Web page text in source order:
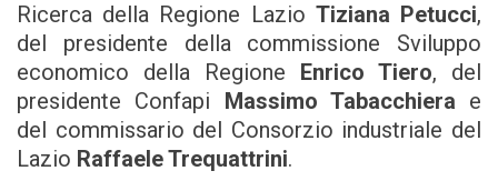
Ricerca della Regione Lazio Tiziana Petucci,
del presidente della commissione Sviluppo
economico della Regione Enrico Tiero, del
presidente Confapi Massimo Tabacchiera e
del commissario del Consorzio industriale del
Lazio Raffaele Trequattrini.